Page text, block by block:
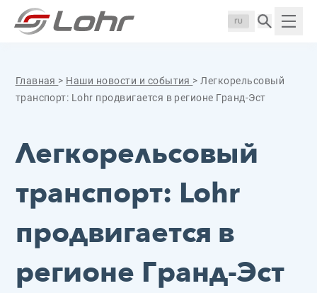
Перейти к содержанию
Langue :
Главная > Наши новости и события > Легкорельсовый
транспорт: Lohr продвигается в регионе Гранд-Эст
Легкорельсовый
транспорт: Lohr
продвигается в
регионе Гранд-Эст
Панель управления cookies